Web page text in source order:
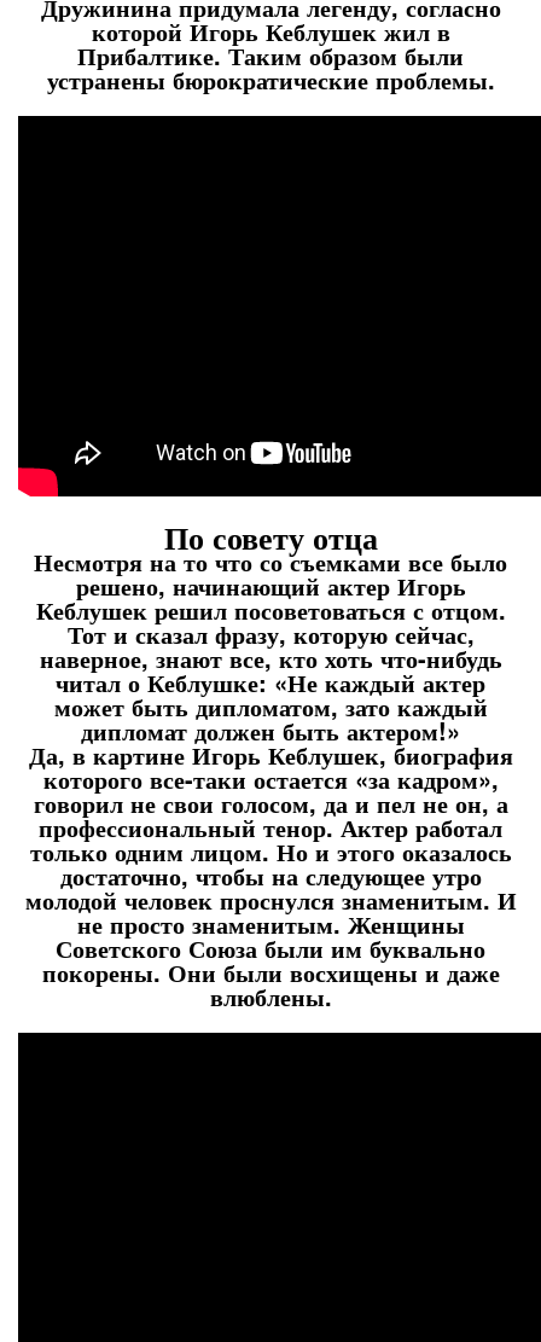
которой Игорь Кеблушек жил в
Прибалтике. Таким образом были
устранены бюрократические проблемы.
По совету отца
Несмотря на то что со съемками все было
решено, начинающий актер Игорь
Кеблушек решил посоветоваться с отцом.
Тот и сказал фразу, которую сейчас,
наверное, знают все, кто хоть что-нибудь
читал о Кеблушке: «Не каждый актер
может быть дипломатом, зато каждый
дипломат должен быть актером!»
Да, в картине Игорь Кеблушек, биография
которого все-таки остается «за кадром»,
говорил не свои голосом, да и пел не он, а
профессиональный тенор. Актер работал
только одним лицом. Но и этого оказалось
достаточно, чтобы на следующее утро
молодой человек проснулся знаменитым. И
не просто знаменитым. Женщины
Советского Союза были им буквально
покорены. Они были восхищены и даже
влюблены.